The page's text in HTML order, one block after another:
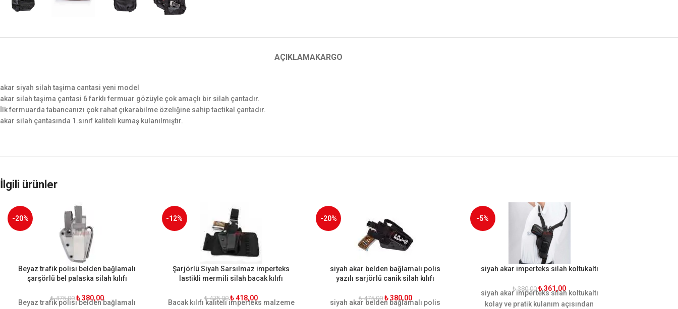
AÇIKLAMAKARGO
akar siyah silah taşima cantasi yeni model
akar silah taşima çantasi 6 farklı fermuar gözüyle çok amaçlı bir silah çantadır.
İlk fermuarda tabancanızı çok rahat çıkarabilme özeliğine sahip tactikal çantadır.
akar silah çantasında 1.sınıf kaliteli kumaş kulanılmıştır.
İlgili ürünler
-20%
Beyaz trafik polisi belden bağlamalı
şarşörlü bel palaska silah kılıfı
₺475,00 ₺380,00
Beyaz trafik polisi belden bağlamalı
-12%
Şarjörlü Siyah Sarsılmaz imperteks
lastikli mermili silah bacak kılıfı
₺475,00 ₺ 418,00
Bacak kılıfı kaliteli imperteks malzeme
-20%
siyah akar belden bağlamalı polis
yazılı sarjörlü canik silah kılıfı
₺475,00 ₺380,00
siyah akar belden bağlamalı polis
-5%
siyah akar imperteks silah koltukaltı
₺380,00 ₺361,00
siyah akar imperteks silah koltukaltı
kolay ve pratik kulanım açısından